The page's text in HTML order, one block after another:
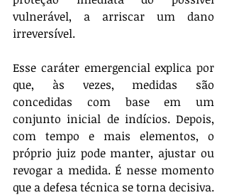
vulnerável, a arriscar um dano
irreversível.
Esse caráter emergencial explica por
que, às vezes, medidas são
concedidas com base em um
conjunto inicial de indícios. Depois,
com tempo e mais elementos, o
próprio juiz pode manter, ajustar ou
revogar a medida. É nesse momento
que a defesa técnica se torna decisiva.